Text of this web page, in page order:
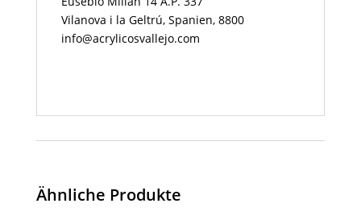
Vilanova i la Geltrú, Spanien, 8800
info@acrylicosvallejo.com
Ähnliche Produkte